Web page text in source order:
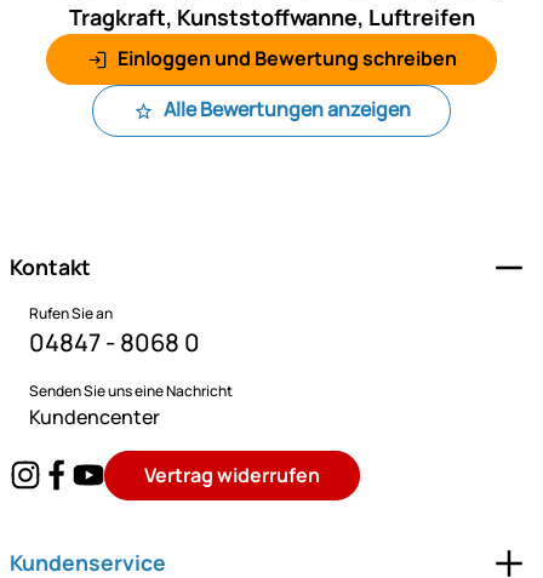
Tragkraft, Kunststoffwanne, Luftreifen
Einloggen und Bewertung schreiben
Alle Bewertungen anzeigen
Kontakt
Rufen Sie an
04847 - 8068 0
Senden Sie uns eine Nachricht
Kundencenter
Vertrag widerrufen
Kundenservice